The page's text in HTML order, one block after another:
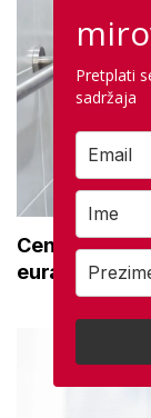
Centar za
eura: Na
Pretplati
sadržaja